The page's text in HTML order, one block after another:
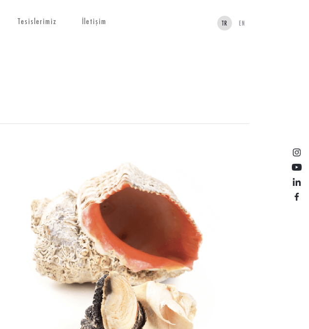
Tesislerimiz İletişim TR EN